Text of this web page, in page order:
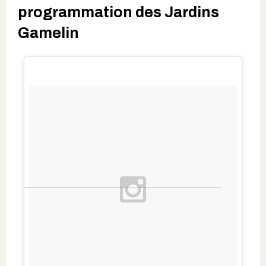
programmation des Jardins
Gamelin